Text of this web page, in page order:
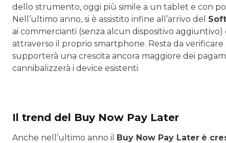
dello strumento, oggi più simile a un tablet e con
Nell’ultimo anno, si è assistito infine all’arrivo del
ai commercianti (senza alcun dispositivo
attraverso il proprio smartphone. Resta da
supporterà una crescita ancora maggiore dei
cannibalizzerà i device esistenti.
Il trend del Buy Now Pay Later
Anche nell’ultimo anno il Buy Now Pay Later è